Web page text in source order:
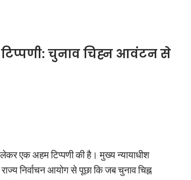
टिप्पणी: चुनाव चिह्न आवंटन से
एक अहम टिप्पणी की है। मुख्य न्यायाधीश
निर्वाचन आयोग से पूछा कि जब चुनाव चिह्न